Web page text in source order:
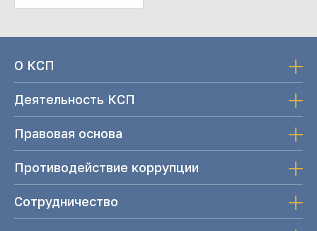
О КСП
Деятельность КСП
Правовая основа
Противодействие коррупции
Сотрудничество